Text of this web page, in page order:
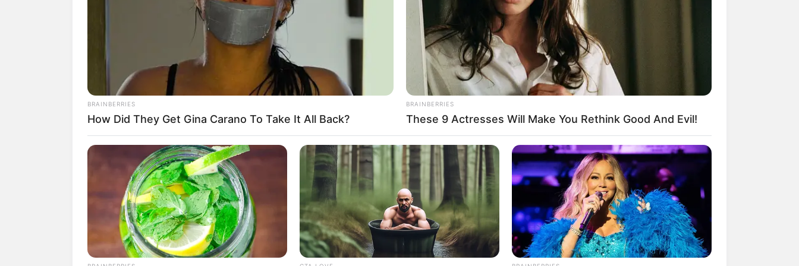
Cahaya matahari punya banyak manfaat yang baik untuk tubuh manusia. Bahkan tumbuhan pun
membutuhkan itu guna proses fotosintesis. Maka tidak heran bila sebagian orang memanfaatkan
waktu tersebut demi mendapatkan vitamin alami.
Di samping itu, cahaya matahari juga bisa diubah menjadi energi listrik dengan mengaplikasikan
efek
photovoltaic
Nah, energi tersebut ada yang langsung digunakan untuk pembangkit listrik, atau disimpan
terlebih dahulu melalui baterai. Inilah yang kemudian menginspirasi para teknisi untuk
menciptakan rumah panel surya.
Jika teknisi membuat rumah yang bisa memanfaatkan cahaya matahari menjadi listrik, desainer
interior dan arsitek juga turut andil dalam perancangan konsep dan estetikanya.
Bagi kamu yang tertarik dengan ide ini, yuk lihat di bawah ini untuk mendapatkan inspirasi desain
rumah ramah lingkungan.
Baca juga:10 Ide Loteng Serbaguna, Sulap Ruang Sempit Tak Terpakai Jadi Kamar
Hingga Tempat Bersantai
Bikin Ngakak, 10 Potret
Cosplay Murah Pakai Bahan
Seadanya
Anti Mainstream, 10 Cara
Membawa Barang Belanjaan
Versi Warga Thailand
BRAINBERRIES
How Did They Get Gina Carano To Take It All Back?
BRAINBERRIES
These 9 Actresses Will Make You Rethink Good And Evil!